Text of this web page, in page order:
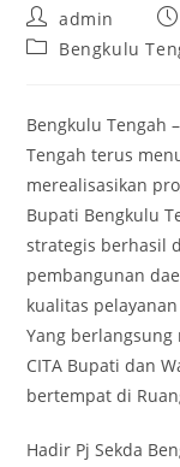
Post
author:
admin
PostBengkulu
Bengkulu Tengah
Tengah terus
merealisasikan
Bupati Bengkulu
strategis berhasil
pembangunan
kualitas
Yang berlangsung
CITA Bupati dan
bertempat di
Hadir Pj Sekda